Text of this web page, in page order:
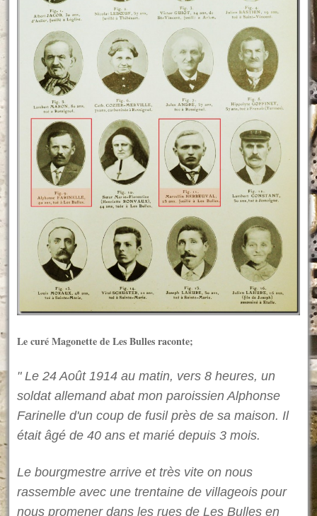
Le curé Magonette de Les Bulles raconte;
" Le 24 Août 1914 au matin, vers 8 heures, un
soldat allemand abat mon paroissien Alphonse
Farinelle d'un coup de fusil près de sa maison. Il
était âgé de 40 ans et marié depuis 3 mois.
Le bourgmestre arrive et très vite on nous
rassemble avec une trentaine de villageois pour
nous promener dans les rues de Les Bulles en